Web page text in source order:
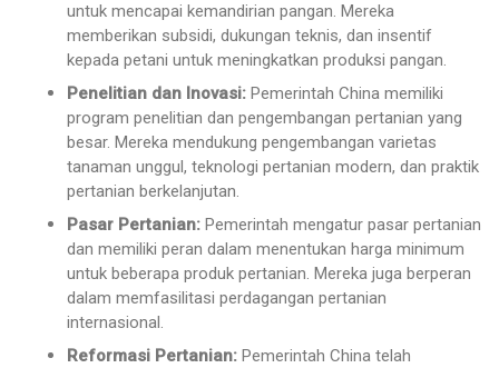
untuk mencapai kemandirian pangan. Mereka
memberikan subsidi, dukungan teknis, dan insentif
kepada petani untuk meningkatkan produksi pangan.
Penelitian dan Inovasi: Pemerintah China memiliki
program penelitian dan pengembangan pertanian yang
besar. Mereka mendukung pengembangan varietas
tanaman unggul, teknologi pertanian modern, dan praktik
pertanian berkelanjutan.
Pasar Pertanian: Pemerintah mengatur pasar pertanian
dan memiliki peran dalam menentukan harga minimum
untuk beberapa produk pertanian. Mereka juga berperan
dalam memfasilitasi perdagangan pertanian
internasional.
Reformasi Pertanian: Pemerintah China telah